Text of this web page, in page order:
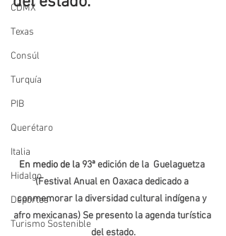
CDMX
Texas
Consúl
Turquía
PIB
Querétaro
Italia
Hidalgo
Deportes
Turismo Sostenible
En medio de la 93ª edición de la Guelaguetza
(Festival Anual en Oaxaca dedicado a
conmemorar la diversidad cultural indígena y
afro mexicanas) Se presento la agenda turística
del estado.